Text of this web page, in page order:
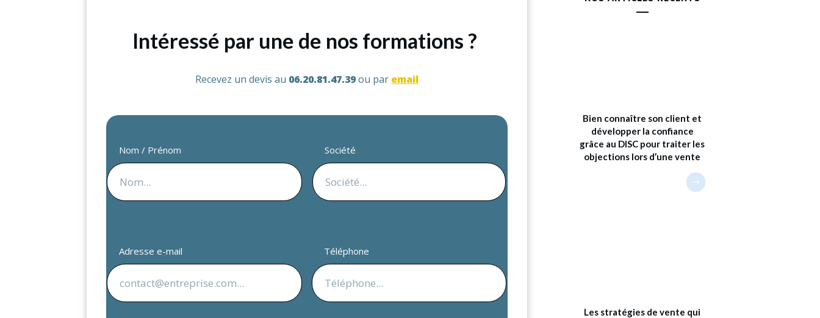
Intéressé par une de nos formations ?
Recevez un devis au 06.20.81.47.39ou par email
Nom / Prénom Société
Adresse e-mail Téléphone
Bien connaître son client et
développer la confiance
grâce au DISC pour traiter les
objections lors d’une vente
Les stratégies de vente qui